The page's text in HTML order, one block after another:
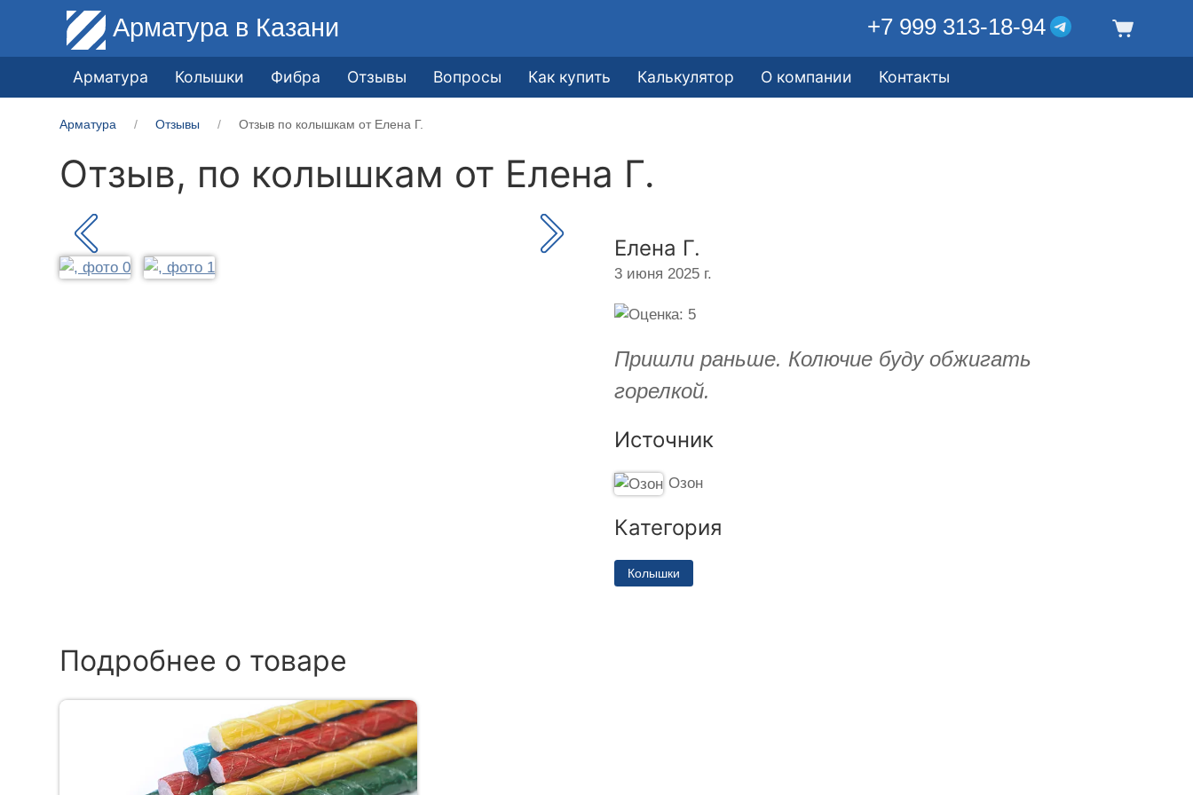
Арматура в Казани +7 999 313-18-94
Арматура Колышки Фибра Отзывы Вопросы Как купить Калькулятор О компании Контакты
Арматура Отзывы Отзыв по колышкам от Елена Г.
Отзыв, по колышкам от Елена Г.
Елена Г.
3 июня 2025 г.
Пришли раньше. Колючие буду обжигать
горелкой.
Источник
Озон
Категория
Колышки
Подробнее о товаре